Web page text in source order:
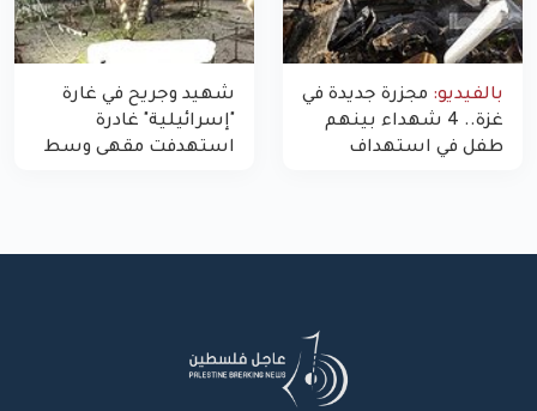
بالفيديو: مجزرة جديدة في
غزة.. 4 شهداء بينهم
طفل في استهداف
شهيد وجريح في غارة
"إسرائيلية" غادرة
استهدفت مقهى وسط